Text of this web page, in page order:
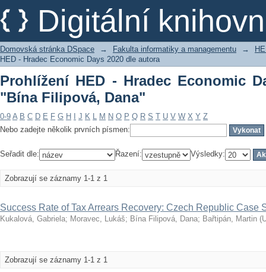
Digitální
Prohlížení HED - Hradec Economic
Domovská stránka DSpace → Fakulta informatiky a managementu →
HED - Hradec Economic Days 2020 dle autora
Prohlížení HED - Hradec Economic
"Bína Filipová, Dana"
0-9 A B C D E F G H J K L M N O P Q R S T U V W X Y Z
Nebo zadejte několik prvních písmen:
Seřadit dle: Řazení: Výsledky:
Zobrazují se záznamy 1-1 z 1
Success Rate of Tax Arrears Recovery: Czech Republic Case
Kukalová, Gabriela; Moravec, Lukáš; Bína Filipová, Dana; Bařtipán, Martin (
Zobrazují se záznamy 1-1 z 1